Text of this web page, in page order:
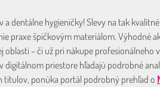
a dentálne hygieničky! Slevy na tak
praxe špičkovým materiálom. Výhodné
oblasti – či už pri nákupe profesionálneho
digitálnom priestore hľadajú podrobné
ponúka portál podrobný prehľad o